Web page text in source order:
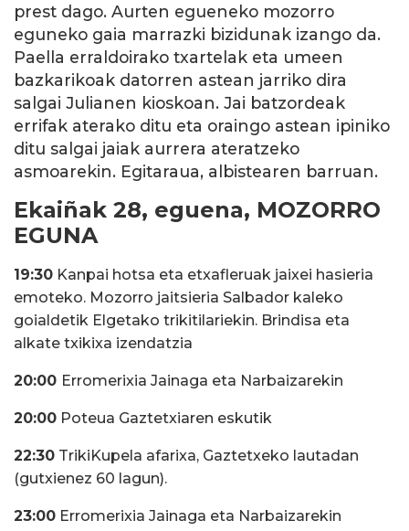
prest dago. Aurten egueneko mozorro
eguneko gaia marrazki bizidunak izango da.
Paella erraldoirako txartelak eta umeen
bazkarikoak datorren astean jarriko dira
salgai Julianen kioskoan. Jai batzordeak
errifak aterako ditu eta oraingo astean ipiniko
ditu salgai jaiak aurrera ateratzeko
asmoarekin. Egitaraua, albistearen barruan.
Ekaiñak 28, eguena, MOZORRO
EGUNA
19:30 Kanpai hotsa eta etxafleruak jaixei hasieria
emoteko. Mozorro jaitsieria Salbador kaleko
goialdetik Elgetako trikitilariekin. Brindisa eta
alkate txikixa izendatzia
20:00 Erromerixia Jainaga eta Narbaizarekin
20:00 Poteua Gaztetxiaren eskutik
22:30 TrikiKupela afarixa, Gaztetxeko lautadan
(gutxienez 60 lagun).
23:00 Erromerixia Jainaga eta Narbaizarekin